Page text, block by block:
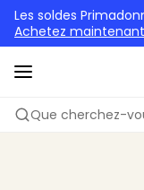
Les soldes
Achetez maintenant
Que cherchez-